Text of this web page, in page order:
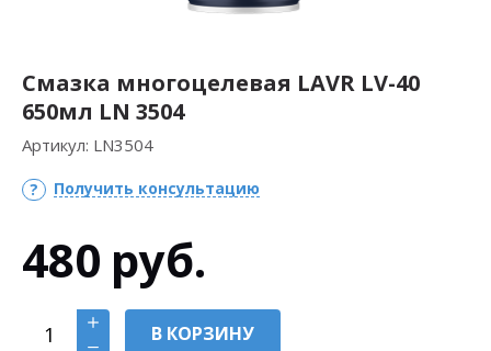
Смазка многоцелевая LAVR LV-40
650мл LN 3504
Артикул: LN3504
Получить консультацию
480 руб.
В КОРЗИНУ